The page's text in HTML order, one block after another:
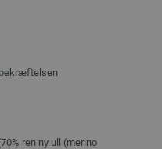
ren ny ull (merino